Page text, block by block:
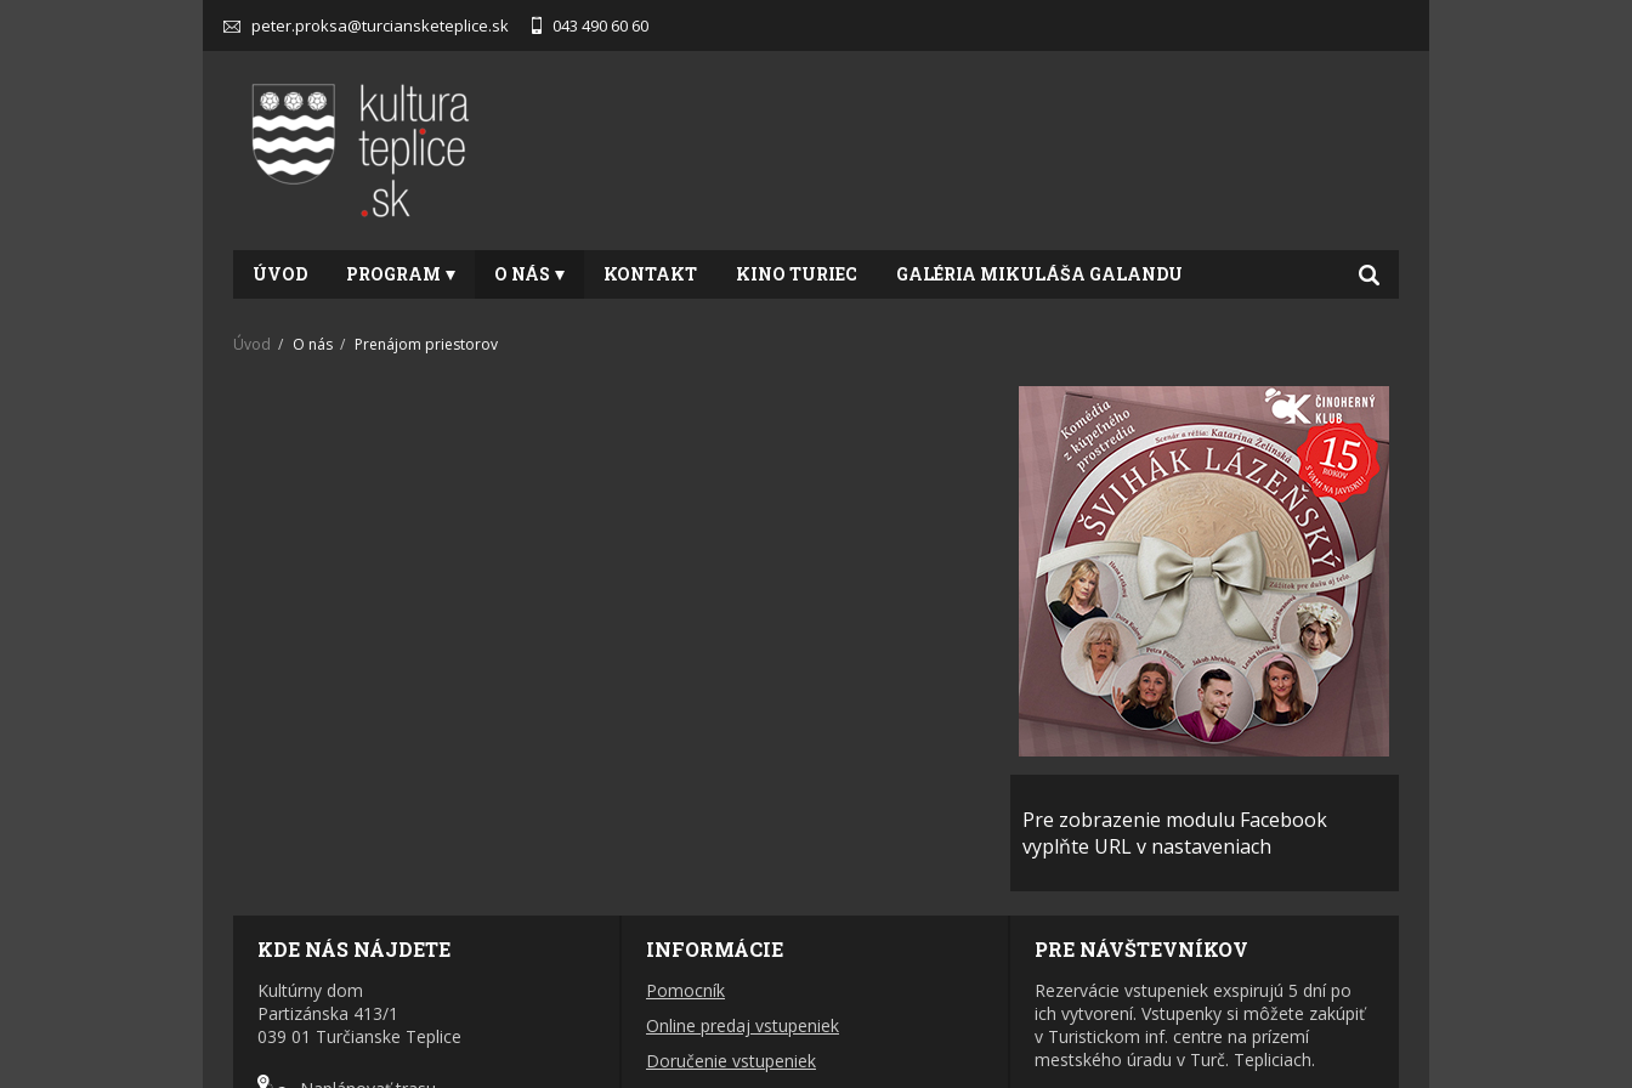
peter.proksa@turciansketeplice.sk 043 490 60 60
ÚVOD PROGRAM O NÁS KONTAKT KINO TURIEC GALÉRIA MIKULÁŠA GALANDU
Úvod O nás Prenájom priestorov
Pre zobrazenie modulu Facebook
vyplňte URL v nastaveniach
KDE NÁS NÁJDETE
Kultúrny dom
Partizánska 413/1
039 01 Turčianske Teplice
INFORMÁCIE
Pomocník
Online predaj vstupeniek
Doručenie vstupeniek
PRE NÁVŠTEVNÍKOV
Rezervácie vstupeniek exspirujú 5 dní po
ich vytvorení. Vstupenky si môžete zakúpiť
v Turistickom inf. centre na prízemí
mestského úradu v Turč. Tepliciach.